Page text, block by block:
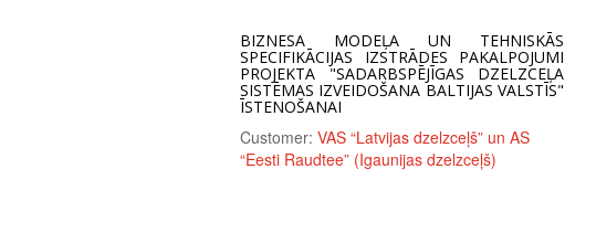
BIZNESA MODEĻA UN TEHNISKĀS
SPECIFIKĀCIJAS IZSTRĀDES PAKALPOJUMI
PROJEKTA "SADARBSPĒJĪGAS DZELZCEĻA
SISTĒMAS IZVEIDOŠANA BALTIJAS VALSTĪS"
ĪSTENOŠANAI
Customer: VAS “Latvijas dzelzceļš” un AS
“Eesti Raudtee” (Igaunijas dzelzceļš)